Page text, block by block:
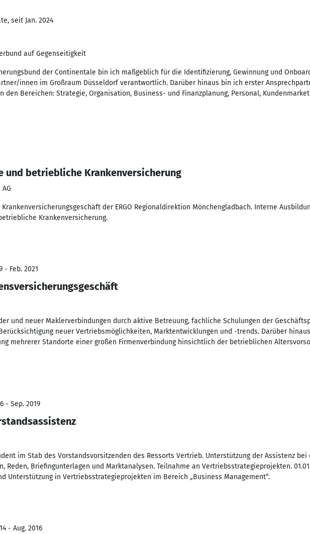
seit Jan. 2024
auf Gegenseitigkeit
der Continentale bin ich maßgeblich für die Identifizierung, Gewinnung und
innen im Großraum Düsseldorf verantwortlich. Darüber hinaus bin ich erster
Bereichen: Strategie, Organisation, Business- und Finanzplanung, Personal,
und betriebliche Krankenversicherung
der ERGO Regionaldirektion Mönchengladbach. Interne
Krankenversicherung.
- Feb. 2021
und neuer Maklerverbindungen durch aktive Betreuung, fachliche Schulungen der
neuer Vertriebsmöglichkeiten, Marktentwicklungen und -trends. Darüber hinaus
mehrerer Standorte einer großen Firmenverbindung hinsichtlich der betrieblichen
- Sep. 2019
im Stab des Vorstandsvorsitzenden des Ressorts Vertrieb. Unterstützung der Assistenz bei
Reden, Briefingunterlagen und Marktanalysen. Teilnahme an Vertriebsstrategieprojekten.
Unterstützung in Vertriebsstrategieprojekten im Bereich „Business Management“.
- Aug. 2016